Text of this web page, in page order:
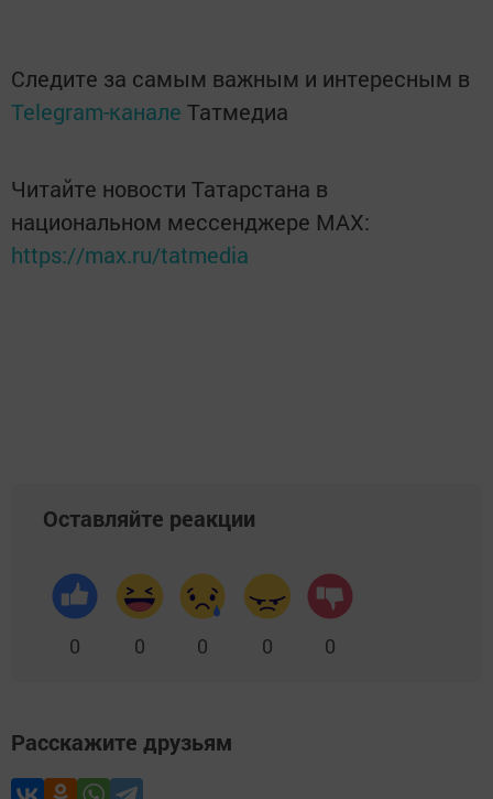
Следите за самым важным и интересным в
Telegram-канале Татмедиа
Читайте новости Татарстана в
национальном мессенджере MАХ:
https://max.ru/tatmedia
Оставляйте реакции
0 0 0 0 0
Расскажите друзьям